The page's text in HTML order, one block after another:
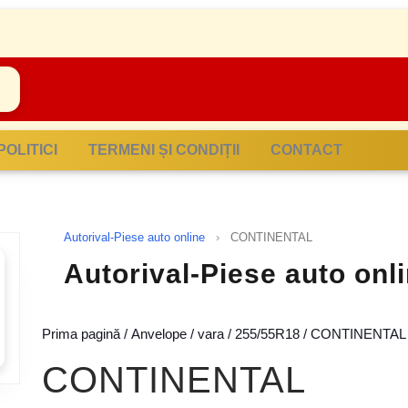
POLITICI TERMENI ȘI CONDIȚII CONTACT
Autorival-Piese auto online › CONTINENTAL
Autorival-Piese auto
Prima pagină / Anvelope / vara / 255/55R18 / CONTINENTAL
CONTINENTAL